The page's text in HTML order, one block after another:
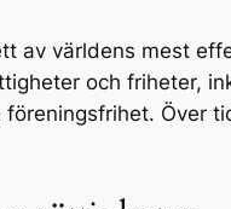
av världens mest
och friheter,
Över